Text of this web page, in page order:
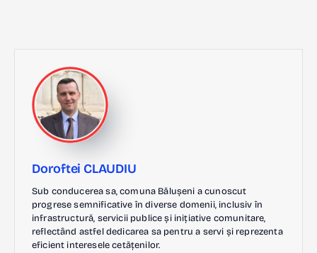
Doroftei CLAUDIU
Sub conducerea sa, comuna Bălușeni a cunoscut
progrese semnificative în diverse domenii, inclusiv în
infrastructură, servicii publice și inițiative comunitare,
reflectând astfel dedicarea sa pentru a servi și reprezenta
eficient interesele cetățenilor.